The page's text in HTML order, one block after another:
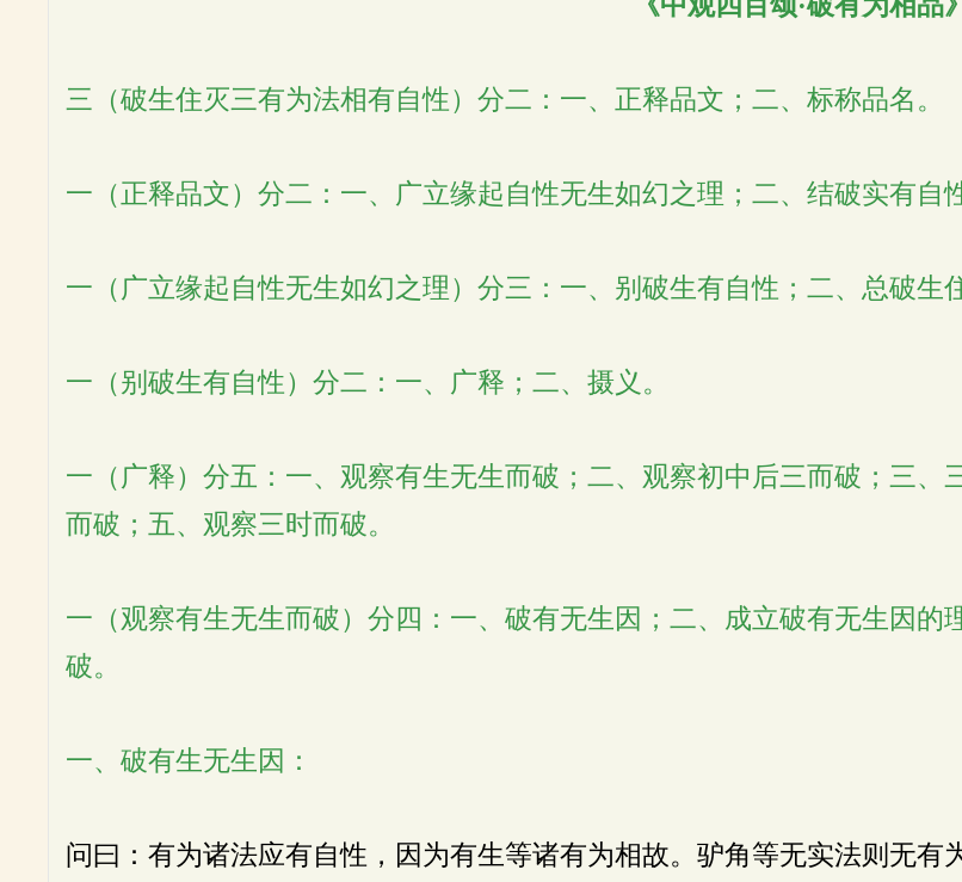
三（破生住灭三有为法相有自性）分二：一、正释品文；二、标称品名。
一（正释品文）分二：一、广立缘起自性无生如幻之理；二、结破实有自
一（广立缘起自性无生如幻之理）分三：一、别破生有自性；二、总破生
一（别破生有自性）分二：一、广释；二、摄义。
一（广释）分五：一、观察有生无生而破；二、观察初中后三而破；三、
而破；五、观察三时而破。
一（观察有生无生而破）分四：一、破有无生因；二、成立破有无生因
破。
一、破有生无生因：
问曰：有为诸法应有自性，因为有生等诸有为相故。驴角等无实法则无